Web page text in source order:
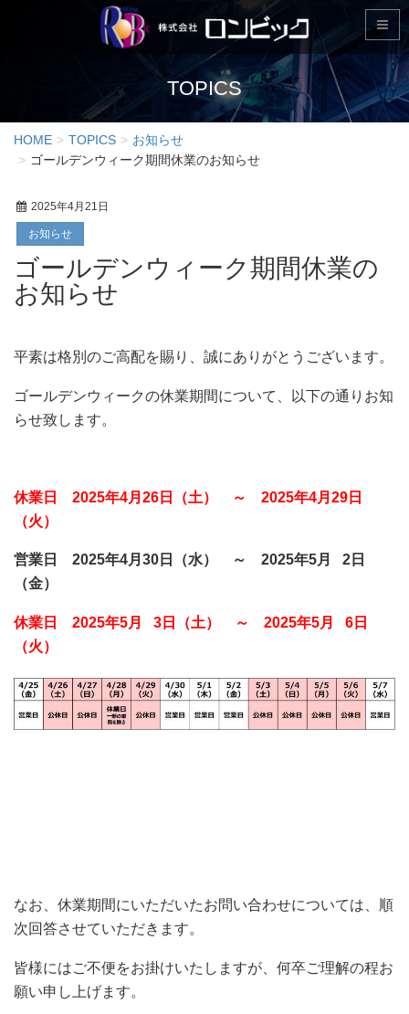
TOPICS
HOME TOPICS
お知らせ
ゴールデンウィーク期間休業のお知らせ
2025年4月21日
お知らせ
ゴールデンウィーク期間休業の
お知らせ
平素は格別のご高配を賜り、誠にありがとうございます。
ゴールデンウィークの休業期間について、以下の通りお知
らせ致します。
休業日 2025年4月26日（土） ～ 2025年4月29日
（火）
営業日 2025年4月30日（水） ～ 2025年5月 2日
（金）
休業日 2025年5月 3日（土） ～ 2025年5月 6日
（火）
なお、休業期間にいただいたお問い合わせについては、順
次回答させていただきます。
皆様にはご不便をお掛けいたしますが、何卒ご理解の程お
願い申し上げます。